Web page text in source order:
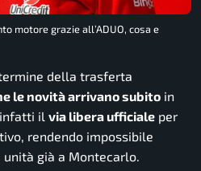
motore grazie all’ADUO, cosa e
della trasferta
le novità arrivano subito in
il via libera ufficiale per
rendendo impossibile
già a Montecarlo.